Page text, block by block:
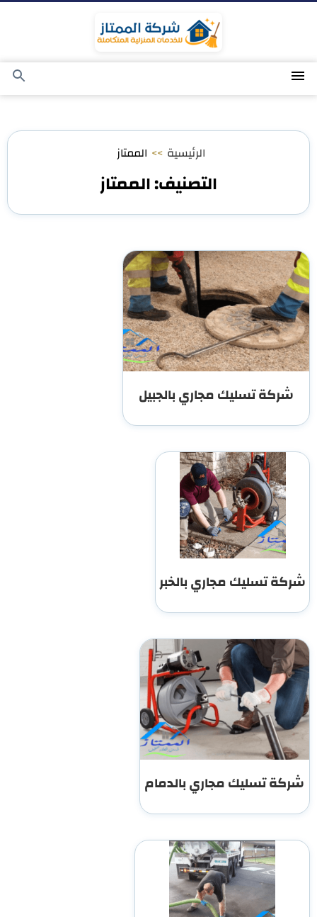
المحتوى
القائمة
بحث
الرئيسية >> الممتاز
التصنيف:الممتاز
شركة تسليك مجاري بالجبيل
شركة تسليك مجاري بالخبر
شركة تسليك مجاري بالدمام